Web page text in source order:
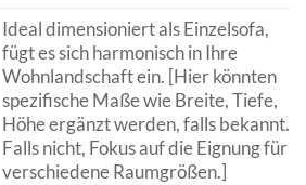
Ideal dimensioniert als Einzelsofa,
fügt es sich harmonisch in Ihre
Wohnlandschaft ein. [Hier könnten
spezifische Maße wie Breite, Tiefe,
Höhe ergänzt werden, falls bekannt.
Falls nicht, Fokus auf die Eignung für
verschiedene Raumgrößen.]